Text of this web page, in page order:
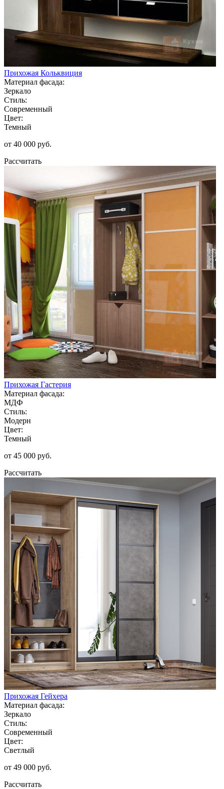
Прихожая Кольквиция
Материал фасада:
Зеркало
Стиль:
Современный
Цвет:
Темный
от 40 000 руб.
Рассчитать
Прихожая Гастерия
Материал фасада:
МДФ
Стиль:
Модерн
Цвет:
Темный
от 45 000 руб.
Рассчитать
Прихожая Гейхера
Материал фасада:
Зеркало
Стиль:
Современный
Цвет:
Светлый
от 49 000 руб.
Рассчитать